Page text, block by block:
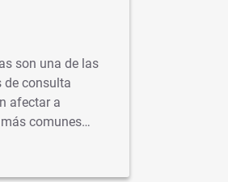
son una de las
de consulta
afectar a
comunes…